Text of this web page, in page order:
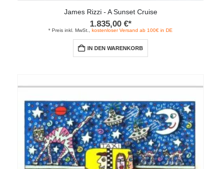
James Rizzi - A Sunset Cruise
1.835,00 €*
* Preis inkl. MwSt., kostenloser Versand ab 100€ in DE
IN DEN WARENKORB